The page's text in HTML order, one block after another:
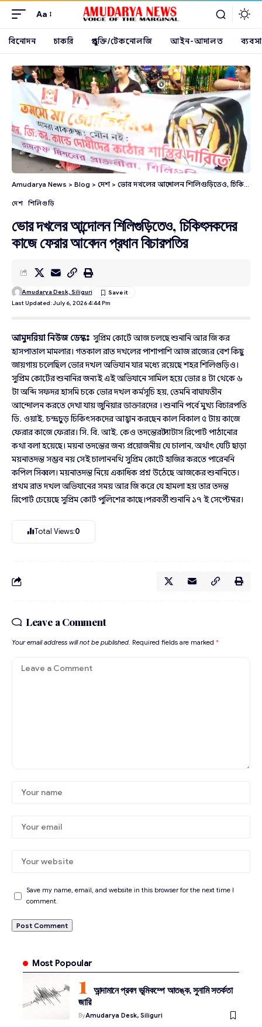
Aa
বিনোদন চাকরি প্রযুক্তি/টেকনোলজি আইন-আদালত ব্যবসা
Amudarya News > Blog > দেশ> ভোর দখলের আন্দোলন শিলিগুড়িতেও, চিকিৎসকদের কাজে ফেরার আবেদন প্রধান বিচারপতির
দেশ শিলিগুড়ি
ভোর দখলের আন্দোলন শিলিগুড়িতেও, চিকিৎসকদের
কাজে ফেরার আবেদন প্রধান বিচারপতির
Last Updated: July 6, 2026 4:44 Pm
Amudarya Desk, Siliguri
আমুদরিয়া নিউজ ডেস্কঃ সুপ্রিম কোর্টে আজ চলছে শুনানি আর জি কর
হাসপাতাল মামলার। গতকাল রাত দখলের পাশাপাশি আজ রাজ্যের বেশ কিছু
জায়গায় চলেছিল ভোর দখল অভিযান যার মধ্যে রয়েছে শহর শিলিগুড়িও।
সুপ্রিম কোর্টের শুনানির জন্যই এই অভিযানে সামিল হয়ে ভোর ৪ টা থেকে ৬
টা অব্দি সফদর হাসমি চকে ভোর দখল কর্মসূচি হয়, তেমনি বাঘাযতীন
আন্দোলন করতে দেখা যায় জুনিয়ার ডাক্তারদের । শুনানি পর্বে মুখ্য বিচারপতি
ডি. ওয়াই. চন্দ্রচুড় চিকিৎসকদের আহ্বান করছেন কাল বিকাল ৫ টায় কাজে
ফেরার কাজে ফেরার। সি. বি. আই. কেও তদন্তের স্ট্যাটাস রিপোর্ট পাঠানোর
কথা বলা হয়েছে। ময়না তদন্তের জন্য প্রয়োজনীয় যে চালান, অর্থাৎ যেটি ছাড়া
ময়নাতদন্ত সম্ভব নয় সেই চালাননথি সুপ্রিম কোর্টে হাজির করতে পারেননি
কপিল সিব্বল। ময়নাতদন্ত নিয়ে একাধিক প্রশ্ন উঠেছে আজকের শুনানিতে।
প্রথম রাত দখল অভিযানের সময় আর জি করে যে হামলা হয় তার তদন্ত
রিপোর্ট চেয়েছে সুপ্রিম কোর্ট পুলিশের কাছে।পরবর্তী শুনানি ১৭ ই সেপ্টেম্বর।
Total Views:0
Leave a Comment
Your email address will not be published. Required fields are marked *
Save my name, email, and website in this browser for the next time I
comment.
Most Popoular
আন্দামানে প্রবল ভূমিকম্পে আতঙ্ক, সুনামি সতর্কতা
জারি
ByAmudarya Desk, Siliguri